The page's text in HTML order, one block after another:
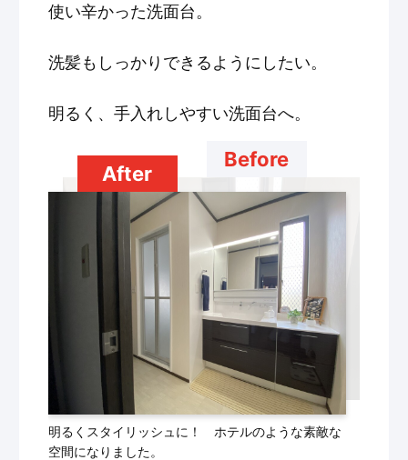
使い辛かった洗面台。
洗髪もしっかりできるようにしたい。
明るく、手入れしやすい洗面台へ。
Before
明るくスタイリッシュに！ ホテルのような素敵な
空間になりました。
After